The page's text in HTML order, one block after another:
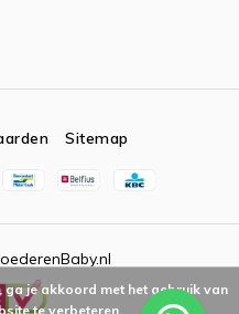
Sitemap
je akkoord met het gebruik van
te verbeteren.